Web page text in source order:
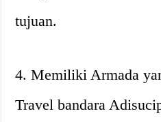
tujuan.
4. Memiliki Armada
Travel bandara